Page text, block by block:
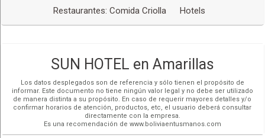
Restaurantes: Comida Criolla Hotels
SUN HOTEL en Amarillas
Los datos desplegados son de referencia y sólo tienen el propósito de
informar. Este documento no tiene ningún valor legal y no debe ser utilizado
de manera distinta a su propósito. En caso de requerir mayores detalles y/o
confirmar horarios de atención, productos, etc, el usuario deberá consultar
directamente con la empresa.
Es una recomendación de www.boliviaentusmanos.com